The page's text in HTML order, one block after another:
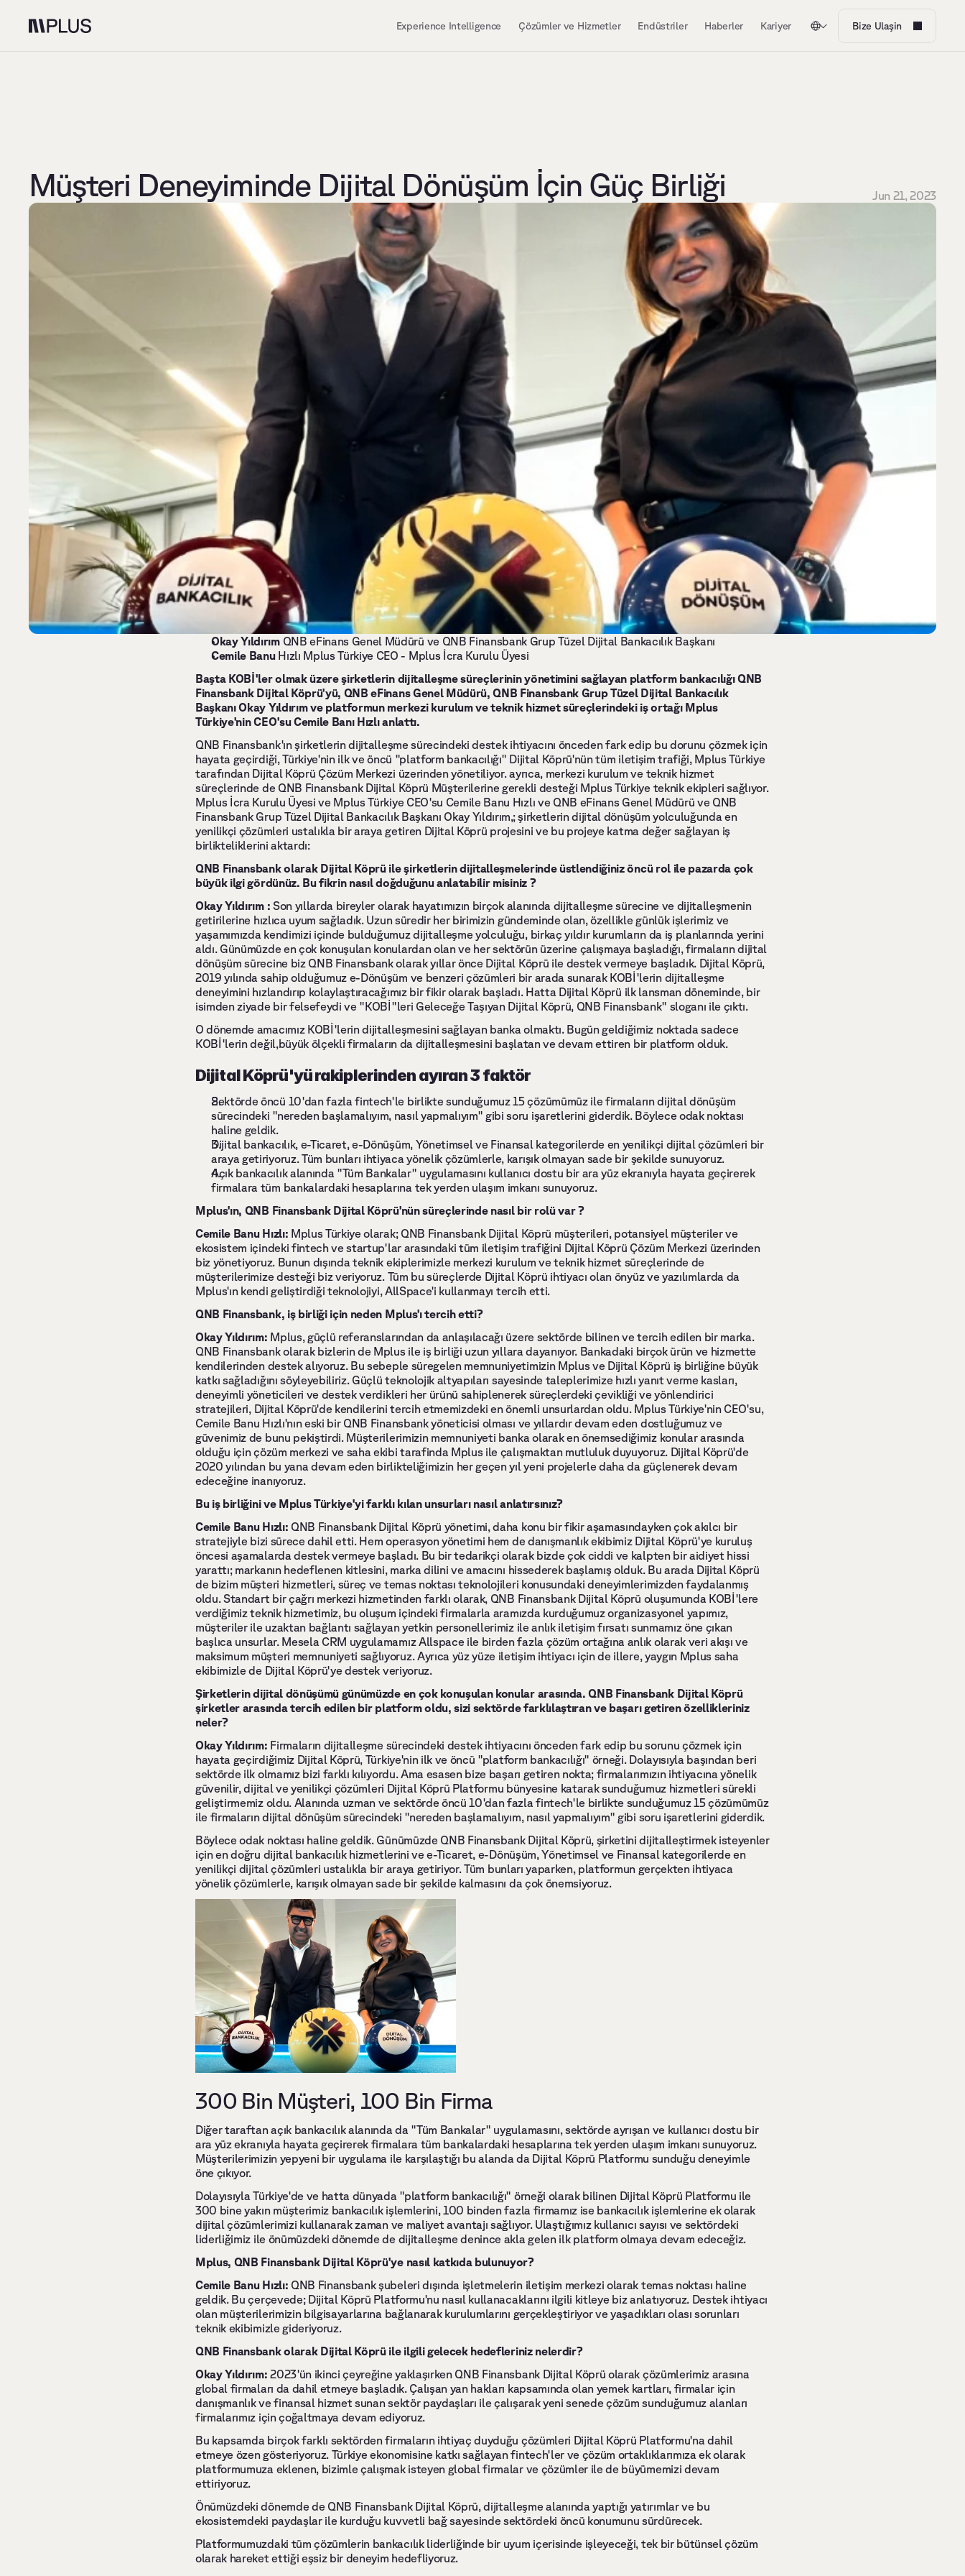
Experience Intelligence Çözümler ve Hizmetler Endüstriler Haberler Kariyer Bize Ulaşin
Müşteri Deneyiminde Dijital Dönüşüm İçin Güç Birliği Jun 21, 2023
Okay Yıldırım QNB eFinans Genel Müdürü ve QNB Finansbank Grup Tüzel Dijital Bankacılık Başkanı
Cemile Banu Hızlı Mplus Türkiye CEO - Mplus İcra Kurulu Üyesi
Başta KOBİ'ler olmak üzere şirketlerin dijitalleşme süreçlerinin yönetimini sağlayan platform bankacılığı QNB
Finansbank Dijital Köprü'yü, QNB eFinans Genel Müdürü, QNB Finansbank Grup Tüzel Dijital Bankacılık
Başkanı Okay Yıldırım ve platformun merkezi kurulum ve teknik hizmet süreçlerindeki iş ortağı Mplus
Türkiye'nin CEO'su Cemile Banı Hızlı anlattı.
QNB Finansbank'ın şirketlerin dijitalleşme sürecindeki destek ihtiyacını önceden fark edip bu dorunu çözmek için
hayata geçirdiği, Türkiye'nin ilk ve öncü "platform bankacılığı" Dijital Köprü'nün tüm iletişim trafiği, Mplus Türkiye
tarafından Dijital Köprü Çözüm Merkezi üzerinden yönetiliyor. ayrıca, merkezi kurulum ve teknik hizmet
süreçlerinde de QNB Finansbank Dijital Köprü Müşterilerine gerekli desteği Mplus Türkiye teknik ekipleri sağlıyor.
Mplus İcra Kurulu Üyesi ve Mplus Türkiye CEO'su Cemile Banu Hızlı ve QNB eFinans Genel Müdürü ve QNB
Finansbank Grup Tüzel Dijital Bankacılık Başkanı Okay Yıldırım,; şirketlerin dijital dönüşüm yolculuğunda en
yenilikçi çözümleri ustalıkla bir araya getiren Dijital Köprü projesini ve bu projeye katma değer sağlayan iş
birlikteliklerini aktardı:
QNB Finansbank olarak Dijital Köprü ile şirketlerin dijitalleşmelerinde üstlendiğiniz öncü rol ile pazarda çok
büyük ilgi gördünüz. Bu fikrin nasıl doğduğunu anlatabilir misiniz ?
Okay Yıldırım : Son yıllarda bireyler olarak hayatımızın birçok alanında dijitalleşme sürecine ve dijitalleşmenin
getirilerine hızlıca uyum sağladık. Uzun süredir her birimizin gündeminde olan, özellikle günlük işlerimiz ve
yaşamımızda kendimizi içinde bulduğumuz dijitalleşme yolculuğu, birkaç yıldır kurumların da iş planlarında yerini
aldı. Günümüzde en çok konuşulan konulardan olan ve her sektörün üzerine çalışmaya başladığı, firmaların dijital
dönüşüm sürecine biz QNB Finansbank olarak yıllar önce Dijital Köprü ile destek vermeye başladık. Dijital Köprü,
2019 yılında sahip olduğumuz e-Dönüşüm ve benzeri çözümleri bir arada sunarak KOBİ'lerin dijitalleşme
deneyimini hızlandırıp kolaylaştıracağımız bir fikir olarak başladı. Hatta Dijital Köprü ilk lansman döneminde, bir
isimden ziyade bir felsefeydi ve "KOBİ"leri Geleceğe Taşıyan Dijital Köprü, QNB Finansbank" sloganı ile çıktı.
O dönemde amacımız KOBİ'lerin dijitalleşmesini sağlayan banka olmaktı. Bugün geldiğimiz noktada sadece
KOBİ'lerin değil,büyük ölçekli firmaların da dijitalleşmesini başlatan ve devam ettiren bir platform olduk.
Dijital Köprü'yü rakiplerinden ayıran 3 faktör
Sektörde öncü 10'dan fazla fintech'le birlikte sunduğumuz 15 çözümümüz ile firmaların dijital dönüşüm
sürecindeki "nereden başlamalıyım, nasıl yapmalıyım" gibi soru işaretlerini giderdik. Böylece odak noktası
haline geldik.
Dijital bankacılık, e-Ticaret, e-Dönüşüm, Yönetimsel ve Finansal kategorilerde en yenilikçi dijital çözümleri bir
araya getiriyoruz. Tüm bunları ihtiyaca yönelik çözümlerle, karışık olmayan sade bir şekilde sunuyoruz.
Açık bankacılık alanında "Tüm Bankalar" uygulamasını kullanıcı dostu bir ara yüz ekranıyla hayata geçirerek
firmalara tüm bankalardaki hesaplarına tek yerden ulaşım imkanı sunuyoruz.
Mplus'ın, QNB Finansbank Dijital Köprü'nün süreçlerinde nasıl bir rolü var ?
Cemile Banu Hızlı: Mplus Türkiye olarak; QNB Finansbank Dijital Köprü müşterileri, potansiyel müşteriler ve
ekosistem içindeki fintech ve startup'lar arasındaki tüm iletişim trafiğini Dijital Köprü Çözüm Merkezi üzerinden
biz yönetiyoruz. Bunun dışında teknik ekiplerimizle merkezi kurulum ve teknik hizmet süreçlerinde de
müşterilerimize desteği biz veriyoruz. Tüm bu süreçlerde Dijital Köprü ihtiyacı olan önyüz ve yazılımlarda da
Mplus'ın kendi geliştirdiği teknolojiyi, AllSpace'i kullanmayı tercih etti.
QNB Finansbank, iş birliği için neden Mplus'ı tercih etti?
Okay Yıldırım: Mplus, güçlü referanslarından da anlaşılacağı üzere sektörde bilinen ve tercih edilen bir marka.
QNB Finansbank olarak bizlerin de Mplus ile iş birliği uzun yıllara dayanıyor. Bankadaki birçok ürün ve hizmette
kendilerinden destek alıyoruz. Bu sebeple süregelen memnuniyetimizin Mplus ve Dijital Köprü iş birliğine büyük
katkı sağladığını söyleyebiliriz. Güçlü teknolojik altyapıları sayesinde taleplerimize hızlı yanıt verme kasları,
deneyimli yöneticileri ve destek verdikleri her ürünü sahiplenerek süreçlerdeki çevikliği ve yönlendirici
stratejileri, Dijital Köprü'de kendilerini tercih etmemizdeki en önemli unsurlardan oldu. Mplus Türkiye'nin CEO'su,
Cemile Banu Hızlı'nın eski bir QNB Finansbank yöneticisi olması ve yıllardır devam eden dostluğumuz ve
güvenimiz de bunu pekiştirdi. Müşterilerimizin memnuniyeti banka olarak en önemsediğimiz konular arasında
olduğu için çözüm merkezi ve saha ekibi tarafinda Mplus ile çalışmaktan mutluluk duyuyoruz. Dijital Köprü'de
2020 yılından bu yana devam eden birlikteliğimizin her geçen yıl yeni projelerle daha da güçlenerek devam
edeceğine inanıyoruz.
Bu iş birliğini ve Mplus Türkiye'yi farklı kılan unsurları nasıl anlatırsınız?
Cemile Banu Hızlı: QNB Finansbank Dijital Köprü yönetimi, daha konu bir fikir aşamasındayken çok akılcı bir
stratejiyle bizi sürece dahil etti. Hem operasyon yönetimi hem de danışmanlık ekibimiz Dijital Köprü'ye kuruluş
öncesi aşamalarda destek vermeye başladı. Bu bir tedarikçi olarak bizde çok ciddi ve kalpten bir aidiyet hissi
yarattı; markanın hedeflenen kitlesini, marka dilini ve amacını hissederek başlamış olduk. Bu arada Dijital Köprü
de bizim müşteri hizmetleri, süreç ve temas noktası teknolojileri konusundaki deneyimlerimizden faydalanmış
oldu. Standart bir çağrı merkezi hizmetinden farklı olarak, QNB Finansbank Dijital Köprü oluşumunda KOBİ'lere
verdiğimiz teknik hizmetimiz, bu oluşum içindeki firmalarla aramızda kurduğumuz organizasyonel yapımız,
müşteriler ile uzaktan bağlantı sağlayan yetkin personellerimiz ile anlık iletişim fırsatı sunmamız öne çıkan
başlıca unsurlar. Mesela CRM uygulamamız Allspace ile birden fazla çözüm ortağına anlık olarak veri akışı ve
maksimum müşteri memnuniyeti sağlıyoruz. Ayrıca yüz yüze iletişim ihtiyacı için de illere, yaygın Mplus saha
ekibimizle de Dijital Köprü'ye destek veriyoruz.
Şirketlerin dijital dönüşümü günümüzde en çok konuşulan konular arasında. QNB Finansbank Dijital Köprü
şirketler arasında tercih edilen bir platform oldu, sizi sektörde farklılaştıran ve başarı getiren özellikleriniz
neler?
Okay Yıldırım: Firmaların dijitalleşme sürecindeki destek ihtiyacını önceden fark edip bu sorunu çözmek için
hayata geçirdiğimiz Dijital Köprü, Türkiye'nin ilk ve öncü "platform bankacılığı" örneği. Dolayısıyla başından beri
sektörde ilk olmamız bizi farklı kılıyordu. Ama esasen bize başarı getiren nokta; firmalarımızın ihtiyacına yönelik
güvenilir, dijital ve yenilikçi çözümleri Dijital Köprü Platformu bünyesine katarak sunduğumuz hizmetleri sürekli
geliştirmemiz oldu. Alanında uzman ve sektörde öncü 10'dan fazla fintech'le birlikte sunduğumuz 15 çözümümüz
ile firmaların dijital dönüşüm sürecindeki "nereden başlamalıyım, nasıl yapmalıyım" gibi soru işaretlerini giderdik.
Böylece odak noktası haline geldik. Günümüzde QNB Finansbank Dijital Köprü, şirketini dijitalleştirmek isteyenler
için en doğru dijital bankacılık hizmetlerini ve e-Ticaret, e-Dönüşüm, Yönetimsel ve Finansal kategorilerde en
yenilikçi dijital çözümleri ustalıkla bir araya getiriyor. Tüm bunları yaparken, platformun gerçekten ihtiyaca
yönelik çözümlerle, karışık olmayan sade bir şekilde kalmasını da çok önemsiyoruz.
300 Bin Müşteri, 100 Bin Firma
Diğer taraftan açık bankacılık alanında da "Tüm Bankalar" uygulamasını, sektörde ayrışan ve kullanıcı dostu bir
ara yüz ekranıyla hayata geçirerek firmalara tüm bankalardaki hesaplarına tek yerden ulaşım imkanı sunuyoruz.
Müşterilerimizin yepyeni bir uygulama ile karşılaştığı bu alanda da Dijital Köprü Platformu sunduğu deneyimle
öne çıkıyor.
Dolayısıyla Türkiye'de ve hatta dünyada "platform bankacılığı" örneği olarak bilinen Dijital Köprü Platformu ile
300 bine yakın müşterimiz bankacılık işlemlerini, 100 binden fazla firmamız ise bankacılık işlemlerine ek olarak
dijital çözümlerimizi kullanarak zaman ve maliyet avantajı sağlıyor. Ulaştığımız kullanıcı sayısı ve sektördeki
liderliğimiz ile önümüzdeki dönemde de dijitalleşme denince akla gelen ilk platform olmaya devam edeceğiz.
Mplus, QNB Finansbank Dijital Köprü'ye nasıl katkıda bulunuyor?
Cemile Banu Hızlı: QNB Finansbank şubeleri dışında işletmelerin iletişim merkezi olarak temas noktası haline
geldik. Bu çerçevede; Dijital Köprü Platformu'nu nasıl kullanacaklarını ilgili kitleye biz anlatıyoruz. Destek ihtiyacı
olan müşterilerimizin bilgisayarlarına bağlanarak kurulumlarını gerçekleştiriyor ve yaşadıkları olası sorunları
teknik ekibimizle gideriyoruz.
QNB Finansbank olarak Dijital Köprü ile ilgili gelecek hedefleriniz nelerdir?
Okay Yıldırım: 2023'ün ikinci çeyreğine yaklaşırken QNB Finansbank Dijital Köprü olarak çözümlerimiz arasına
global firmaları da dahil etmeye başladık. Çalışan yan hakları kapsamında olan yemek kartları, firmalar için
danışmanlık ve finansal hizmet sunan sektör paydaşları ile çalışarak yeni senede çözüm sunduğumuz alanları
firmalarımız için çoğaltmaya devam ediyoruz.
Bu kapsamda birçok farklı sektörden firmaların ihtiyaç duyduğu çözümleri Dijital Köprü Platformu'na dahil
etmeye özen gösteriyoruz. Türkiye ekonomisine katkı sağlayan fintech'ler ve çözüm ortaklıklarımıza ek olarak
platformumuza eklenen, bizimle çalışmak isteyen global firmalar ve çözümler ile de büyümemizi devam
ettiriyoruz.
Önümüzdeki dönemde de QNB Finansbank Dijital Köprü, dijitalleşme alanında yaptığı yatırımlar ve bu
ekosistemdeki paydaşlar ile kurduğu kuvvetli bağ sayesinde sektördeki öncü konumunu sürdürecek.
Platformumuzdaki tüm çözümlerin bankacılık liderliğinde bir uyum içerisinde işleyeceği, tek bir bütünsel çözüm
olarak hareket ettiği eşsiz bir deneyim hedefliyoruz.